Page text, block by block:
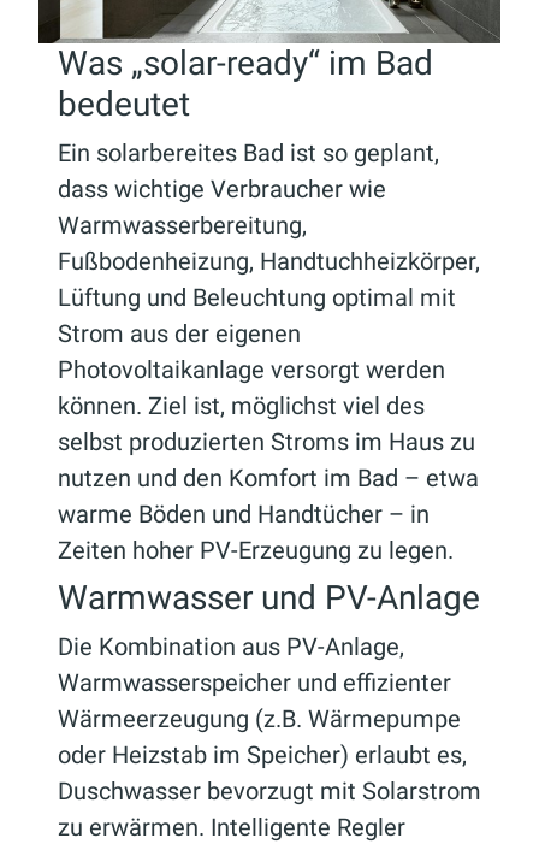
Was „solar-ready“ im Bad
bedeutet
Ein solar­bereites Bad ist so geplant,
dass wichtige Verbraucher wie
Warmwasserbereitung,
Fußbodenheizung, Handtuchheizkörper,
Lüftung und Beleuchtung optimal mit
Strom aus der eigenen
Photovoltaikanlage versorgt werden
können. Ziel ist, möglichst viel des
selbst produzierten Stroms im Haus zu
nutzen und den Komfort im Bad – etwa
warme Böden und Handtücher – in
Zeiten hoher PV-Erzeugung zu legen.
Warmwasser und PV-Anlage
Die Kombination aus PV-Anlage,
Warmwasserspeicher und effizienter
Wärmeerzeugung (z.B. Wärmepumpe
oder Heizstab im Speicher) erlaubt es,
Duschwasser bevorzugt mit Solarstrom
zu erwärmen. Intelligente Regler